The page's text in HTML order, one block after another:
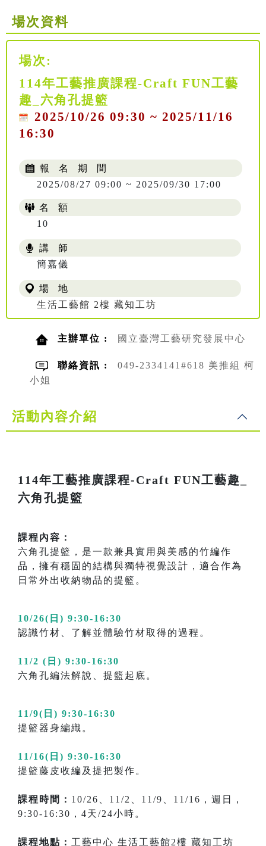
場次資料
場次:
114年工藝推廣課程-Craft FUN工藝
趣_六角孔提籃
2025/10/26 09:30 ~ 2025/11/16
16:30
報 名 期 間
2025/08/27 09:00 ~ 2025/09/30 17:00
名 額
10
講 師
簡嘉儀
場 地
生活工藝館 2樓 藏知工坊
主辦單位 : 國立臺灣工藝研究發展中心
聯絡資訊 :
049-2334141#618 美推組 柯
小姐
活動內容介紹
114年工藝推廣課程-Craft FUN工藝趣_
六角孔提籃
課程內容：
六角孔提籃，是一款兼具實用與美感的竹編作
品，擁有穩固的結構與獨特視覺設計，適合作為
日常外出收納物品的提籃。
10/26(日) 9:30-16:30
認識竹材、了解並體驗竹材取得的過程。
11/2 (日) 9:30-16:30
六角孔編法解說、提籃起底。
11/9(日) 9:30-16:30
提籃器身編織。
11/16(日) 9:30-16:30
提籃藤皮收編及提把製作。
課程時間： 10/26、11/2、11/9、11/16，週日，
9:30-16:30，4天/24小時。
課程地點： 工藝中心 生活工藝館2樓 藏知工坊